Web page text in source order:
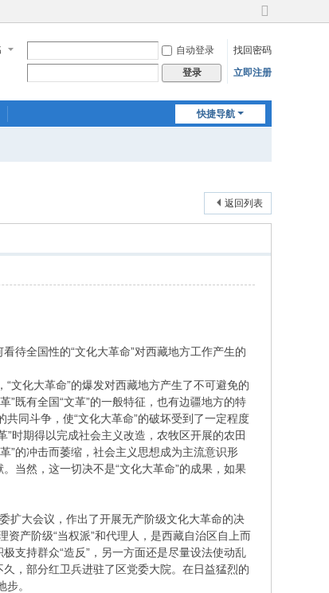
切
到
宽
自动登录
找回密码
登录 立即注册
快捷导航
返回列表
待全国性的“文化大革命”对西藏地方工作产生的
化大革命”的爆发对西藏地方产生了不可避免的
既有全国“文革”的一般特征，也有边疆地方的特
同斗争，使“文化大革命”的破坏受到了一定程度
时期得以完成社会主义改造，农牧区开展的农田
”的冲击而萎缩，社会主义思想成为主流意识形
当然，这一切决不是“文化大革命”的成果，如果
大会议，作出了开展无产阶级文化大革命的决
资产阶级“当权派”和代理人，是西藏自治区自上而
支持群众“造反”，另一方面还是尽量设法使动乱
，部分红卫兵进驻了区党委大院。在日益猛烈的
。